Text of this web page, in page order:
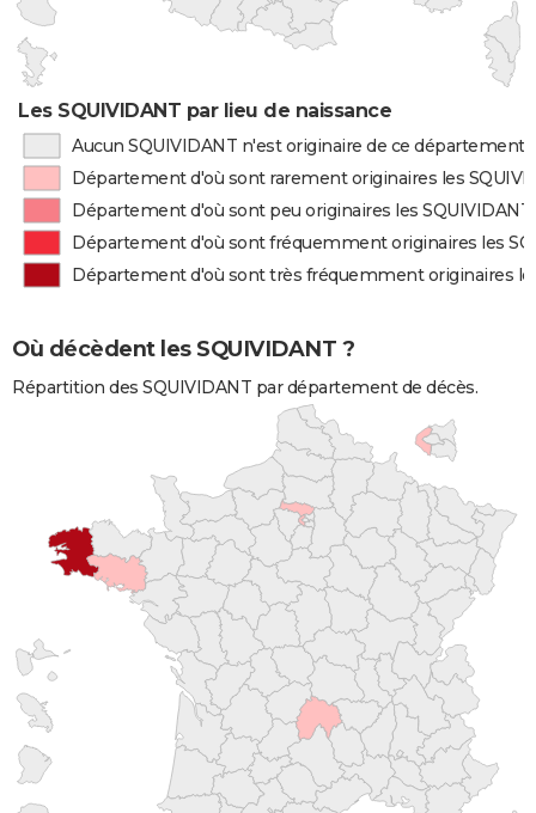
Les SQUIVIDANT par lieu de naissance
Aucun SQUIVIDANT n'est originaire de ce département
Département d'où sont rarement originaires les
Département d'où sont peu originaires les SQUIVIDANT
Département d'où sont fréquemment originaires les
Département d'où sont très fréquemment originaires
Où décèdent les SQUIVIDANT ?
Répartition des SQUIVIDANT par département de décès.